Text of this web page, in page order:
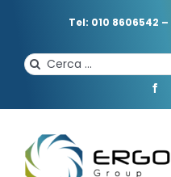
Tel: 010 8606542 –
Cerca
per: